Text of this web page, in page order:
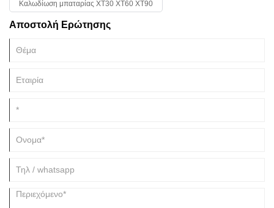
Καλωδίωση μπαταρίας XT30 XT60 XT90
Αποστολή Ερώτησης